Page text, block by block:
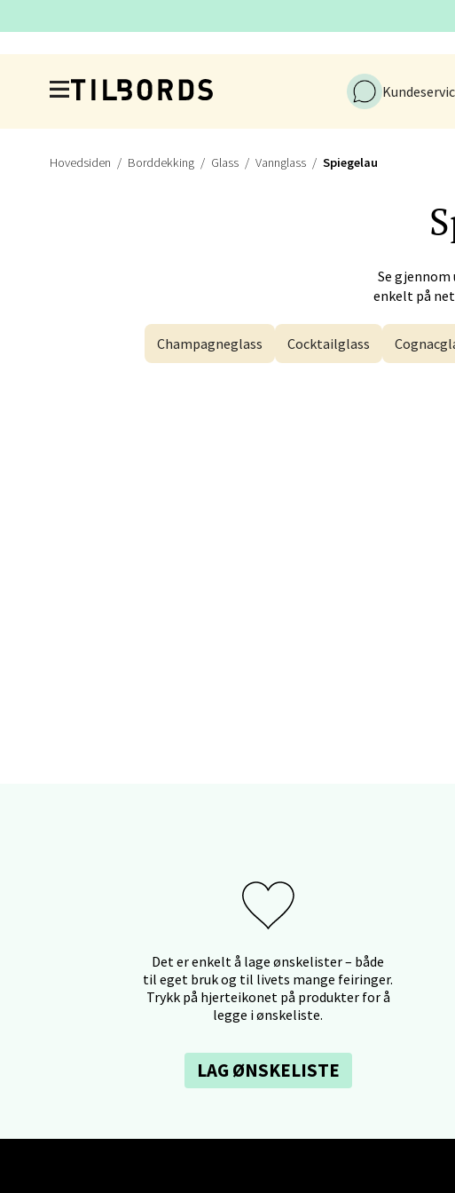
Hovedsiden Borddekking Glass Vannglass Spiegelau
Se
enkelt på
Champagneglass Cocktailglass
Det er enkelt å lage ønskelister – både
til eget bruk og til livets mange feiringer.
Trykk på hjerteikonet på produkter for å
legge i ønskeliste.
LAG ØNSKELISTE
Industriveien 17,
Åpent i dag 10-
Naustdalsveien
Åpent i dag 10-
Bergen -
Lars Hertervigs
Myrdalsvegen
Åpent i dag 10-18
Åpent i dag 10-